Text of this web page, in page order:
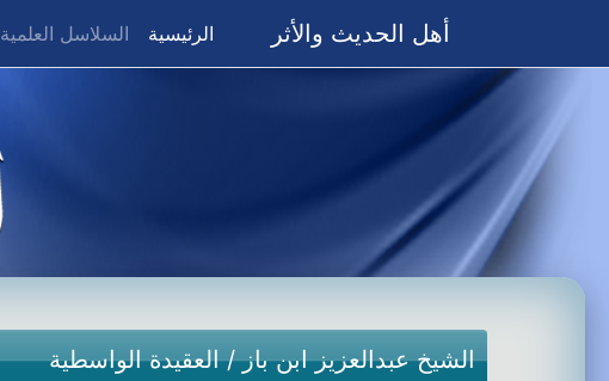
أهل الحديث والأثر الرئيسية السلاسل العلمية
الشيخ عبدالعزيز ابن باز/العقيدة الواسطية